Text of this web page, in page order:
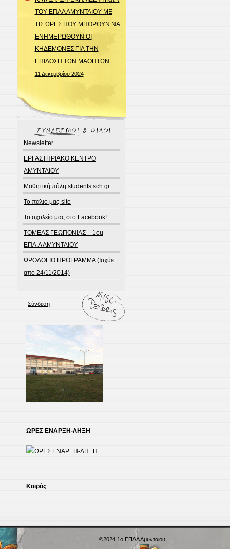
ΤΟΥ ΕΠΑΛ ΑΜΥΝΤΑΙΟΥ ΜΕ
ΤΙΣ ΩΡΕΣ ΠΟΥ ΜΠΟΡΟΥΝ ΝΑ
ΕΝΗΜΕΡΩΘΟΥΝ ΟΙ
ΚΗΔΕΜΟΝΕΣ ΓΙΑ ΤΗΝ
ΕΠΙΔΟΣΗ ΤΩΝ ΜΑΘΗΤΩΝ
11 Δεκεμβρίου 2024
Newsletter
ΕΡΓΑΣΤΗΡΙΑΚΟ ΚΕΝΤΡΟ
ΑΜΥΝΤΑΙΟΥ
Μαθητική πύλη students.sch.gr
Το παλιό μας site
Το σχολείο μας στο Facebook!
ΤΟΜΕΑΣ ΓΕΩΠΟΝΙΑΣ – 1ou
ΕΠΑ.Λ ΑΜΥΝΤΑΙΟΥ
ΩΡΟΛΟΓΙΟ ΠΡΟΓΡΑΜΜΑ (Ισχύει
από 24/11/2014)
Σύνδεση
ΩΡΕΣ ΕΝΑΡΞΗ-ΛΗΞΗ
Kαιρός
©2024 1ο ΕΠΑΛ Αμυνταίου